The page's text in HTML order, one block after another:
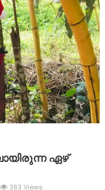
നഴ്സ് !
അവഗണിച്ച
നടപടി
യാത്രയ്ക്കും
പ്രവേശനത്തിനും
ഏഴ്
383 Views